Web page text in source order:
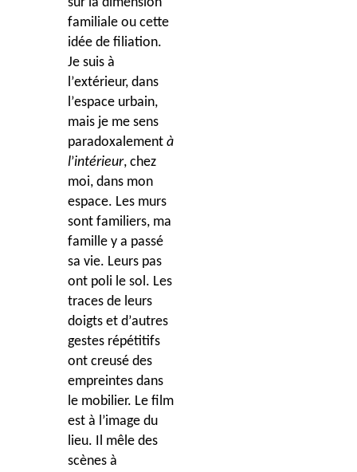
familiale ou cette
idée de filiation.
Je suis à
l’extérieur, dans
l’espace urbain,
mais je me sens
paradoxalement à
l’intérieur, chez
moi, dans mon
espace. Les murs
sont familiers, ma
famille y a passé
sa vie. Leurs pas
ont poli le sol. Les
traces de leurs
doigts et d’autres
gestes répétitifs
ont creusé des
empreintes dans
le mobilier. Le film
est à l’image du
lieu. Il mêle des
scènes à